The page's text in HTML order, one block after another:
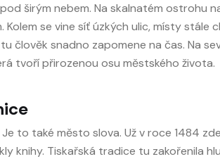
širým nebem. Na skalnatém ostrohu
se vine síť úzkých ulic, místy
člověk snadno zapomene na čas. Na
tvoří přirozenou osu městského života.
to také město slova. Už v roce 1484
knihy. Tiskařská tradice tu zakořenila